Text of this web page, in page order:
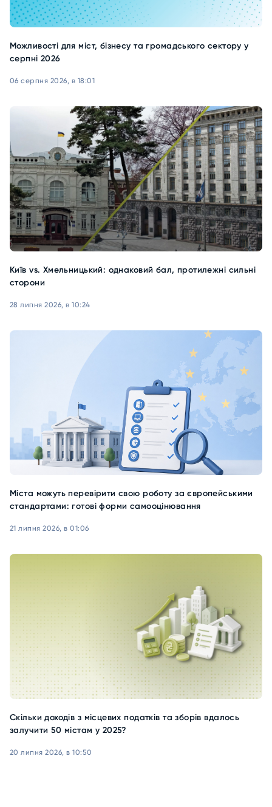
Можливості для міст, бізнесу та громадського сектору у
серпні 2026
06 серпня 2026, в 18:01
Київ vs. Хмельницький: однаковий бал, протилежні сильні
сторони
28 липня 2026, в 10:24
Міста можуть перевірити свою роботу за європейськими
стандартами: готові форми самооцінювання
21 липня 2026, в 01:06
Скільки доходів з місцевих податків та зборів вдалось
залучити 50 містам у 2025?
20 липня 2026, в 10:50